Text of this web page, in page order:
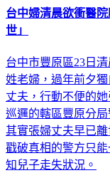
台中婦清晨欲衝醫
世」
台中市豐原區23日
姓老婦，過年前夕
丈夫，行動不便的
巡邏的轄區豐原分
其實張婦丈夫早已
戳破真相的警方只
知兒子走失狀況。